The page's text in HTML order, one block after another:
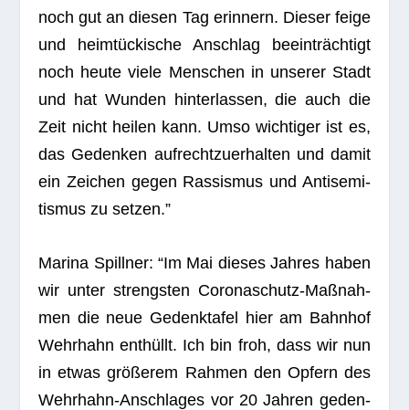
noch gut an die­sen Tag erin­nern. Die­ser feige
und heim­tü­cki­sche Anschlag beein­träch­tigt
noch heute viele Men­schen in unse­rer Stadt
und hat Wun­den hin­ter­las­sen, die auch die
Zeit nicht hei­len kann. Umso wich­ti­ger ist es,
das Geden­ken auf­recht­zu­er­hal­ten und damit
ein Zei­chen gegen Ras­sis­mus und Anti­se­mi­
tis­mus zu setzen.”
Marina Spill­ner: “Im Mai die­ses Jah­res haben
wir unter strengs­ten Coro­naschutz-Maß­nah­
men die neue Gedenk­ta­fel hier am Bahn­hof
Wehr­hahn ent­hüllt. Ich bin froh, dass wir nun
in etwas grö­ße­rem Rah­men den Opfern des
Wehr­hahn-Anschla­ges vor 20 Jah­ren geden­